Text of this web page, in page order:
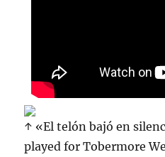
↑ «El telón bajó en
played for Tobermore